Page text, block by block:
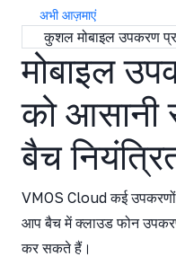
अभी आज़माएं
कुशल मोबाइल उपकरण
मोबाइल
को आसानी
बैच
VMOS Cloud कई
आप बैच में क्लाउड फोन
कर सकते हैं।